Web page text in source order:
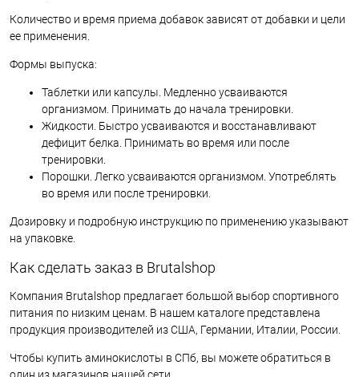
Количество и время приема добавок зависят от добавки и цели
ее применения.
Формы выпуска:
Таблетки или капсулы. Медленно усваиваются
организмом. Принимать до начала тренировки.
Жидкости. Быстро усваиваются и восстанавливают
дефицит белка. Принимать во время или после
тренировки.
Порошки. Легко усваиваются организмом. Употреблять
во время или после тренировки.
Дозировку и подробную инструкцию по применению указывают
на упаковке.
Как сделать заказ в Brutalshop
Компания Brutalshop предлагает большой выбор спортивного
питания по низким ценам. В нашем каталоге представлена
продукция производителей из США, Германии, Италии, России.
Чтобы купить аминокислоты в СПб, вы можете обратиться в
один из магазинов нашей сети.